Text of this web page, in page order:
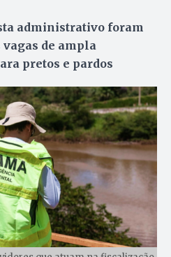
administrativo foram
de ampla
pretos e pardos